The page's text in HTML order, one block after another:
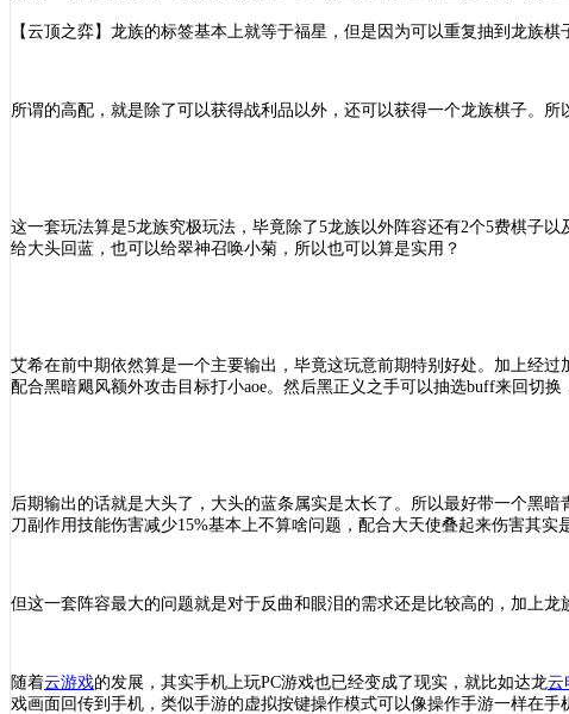
【云顶之弈】 龙族的标签基本上就等于福星，但是因为可以重复抽到龙族棋
所谓的高配，就是除了可以获得战利品以外，还可以获得一个龙族棋子。
这一套玩法算是5龙族究极玩法，毕竟除了5龙族以外阵容还有2个5费棋子
给大头回蓝，也可以给翠神召唤小菊，所以也可以算是实用？
艾希在前中期依然算是一个主要输出，毕竟这玩意前期特别好处。加上经过
配合黑暗飓风额外攻击目标打小aoe。然后黑正义之手可以抽选buff来回切
后期输出的话就是大头了，大头的蓝条属实是太长了。所以最好带一个黑
刀副作用技能伤害减少15%基本上不算啥问题，配合大天使叠起来伤害其实
但这一套阵容最大的问题就是对于反曲和眼泪的需求还是比较高的，加上
随着云游戏的发展，其实手机上玩PC游戏也已经变成了现实，就比如达龙云
戏画面回传到手机，类似手游的虚拟按键操作模式可以像操作手游一样在